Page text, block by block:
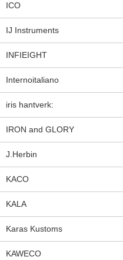
ICO
IJ Instruments
INFIEIGHT
Internoitaliano
iris hantverk:
IRON and GLORY
J.Herbin
KACO
KALA
Karas Kustoms
KAWECO